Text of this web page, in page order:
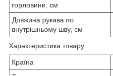
горловини, см
Довжина рукава по
внутрішньому шву, см
Характеристика товару
Країна